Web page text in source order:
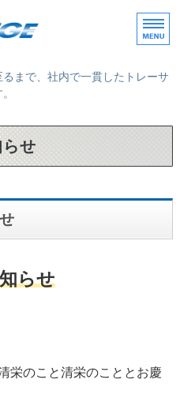
シクネスゲージや精密
まで、社内で一貫したトレーサ
せ
らせ
栄のこと清栄のこととお慶